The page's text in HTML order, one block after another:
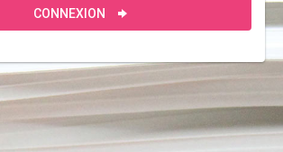
CONNEXION